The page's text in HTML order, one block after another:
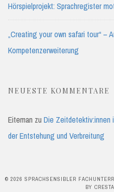
Hörspielprojekt: Sprachregister
„Creating your own safari tour“ –
Kompetenzerweiterung
NEUESTE KOMMENTARE
Eiteman zu Die Zeitdetektiv:innen
der Entstehung und Verbreitung
© 2026 SPRACHSENSIBLER
BY